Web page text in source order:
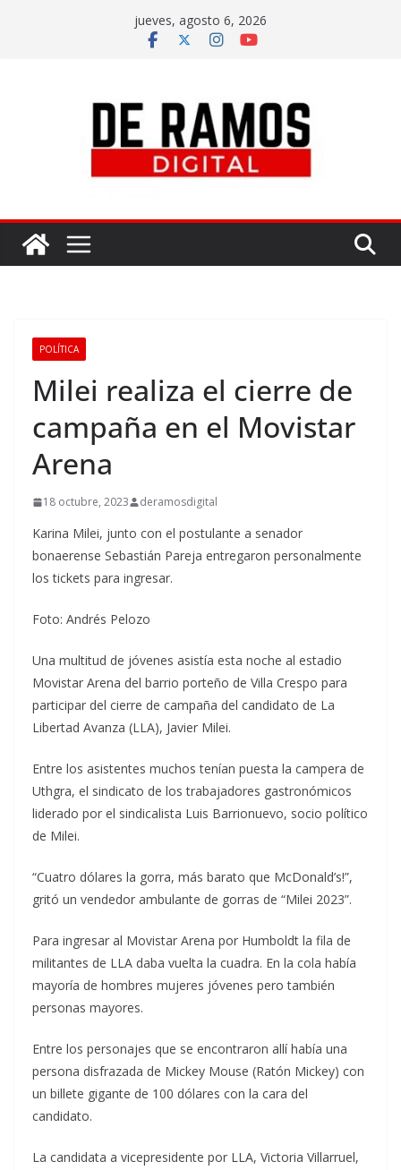
jueves, agosto 6, 2026
POLÍTICA
Milei realiza el cierre de
campaña en el Movistar
Arena
18 octubre, 2023 deramosdigital
Karina Milei, junto con el postulante a senador
bonaerense Sebastián Pareja entregaron personalmente
los tickets para ingresar.
Foto: Andrés Pelozo
Una multitud de jóvenes asistía esta noche al estadio
Movistar Arena del barrio porteño de Villa Crespo para
participar del cierre de campaña del candidato de La
Libertad Avanza (LLA), Javier Milei.
Entre los asistentes muchos tenían puesta la campera de
Uthgra, el sindicato de los trabajadores gastronómicos
liderado por el sindicalista Luis Barrionuevo, socio político
de Milei.
“Cuatro dólares la gorra, más barato que McDonald’s!”,
gritó un vendedor ambulante de gorras de “Milei 2023”.
Para ingresar al Movistar Arena por Humboldt la fila de
militantes de LLA daba vuelta la cuadra. En la cola había
mayoría de hombres mujeres jóvenes pero también
personas mayores.
Entre los personajes que se encontraron allí había una
persona disfrazada de Mickey Mouse (Ratón Mickey) con
un billete gigante de 100 dólares con la cara del
candidato.
La candidata a vicepresidente por LLA, Victoria Villarruel,